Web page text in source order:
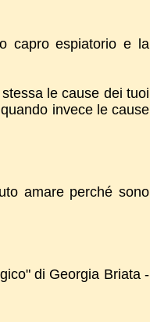
capro espiatorio e la
le cause dei tuoi
invece le cause
amare perché sono
di Georgia Briata -